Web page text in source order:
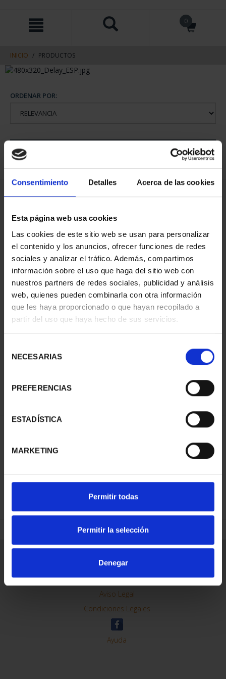
Consentimiento Detalles Acerca de las cookies
Esta página web usa cookies
Las cookies de este sitio web se usan para personalizar
el contenido y los anuncios, ofrecer funciones de redes
sociales y analizar el tráfico. Además, compartimos
información sobre el uso que haga del sitio web con
nuestros partners de redes sociales, publicidad y análisis
web, quienes pueden combinarla con otra información
que les haya proporcionado o que hayan recopilado a
partir del uso que haya hecho de sus servicios.
NECESARIAS
PREFERENCIAS
ESTADÍSTICA
MARKETING
Permitir todas
Permitir la selección
Denegar
contenido
navegacin
0
INICIO PRODUCTOS
ORDENAR POR:
1 Productos encontrados
73,00 €
REFINAR
Contacto
Preguntas Frequentes (FAQs)
Aviso Legal
Condiciones Legales
Ayuda